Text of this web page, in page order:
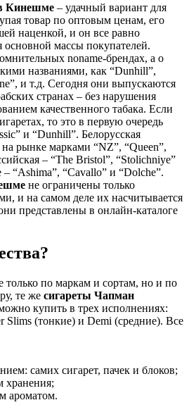
Кинешме – удачный вариант для
товар по оптовым ценам, его
наценкой, и он все равно
основной массы покупателей.
noname-брендах, а о
названиями, как “Dunhill”,
и т.д. Сегодня они выпускаются
странах – без нарушения
качественного табака. Если
то это в первую очередь
и “Dunhill”. Белорусская
рынке марками “NZ”, “Queen”,
– “The Bristol”, “Stolichniye”
“Ashima”, “Cavallo” и “Dolche”.
не ограничены только
и на самом деле их насчитывается
представлены в онлайн-каталоге
только по маркам и сортам, но и по
те же сигареты Чапман
купить в трех исполнениях:
Slims (тонкие) и Demi (средние). Все
самих сигарет, пачек и блоков;
хранения;
ароматом.